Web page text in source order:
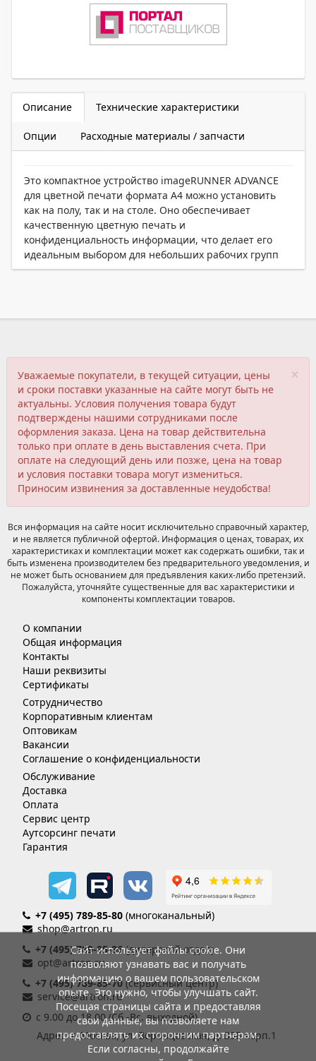
Описание Технические характеристики
Опции Расходные материалы / запчасти
Это компактное устройство imageRUNNER ADVANCE
для цветной печати формата A4 можно установить
как на полу, так и на столе. Оно обеспечивает
качественную цветную печать и
конфиденциальность информации, что делает его
идеальным выбором для небольших рабочих групп
×
Уважаемые покупатели, в текущей ситуации, цены
и сроки поставки указанные на сайте могут быть не
актуальны. Условия получения товара будут
подтверждены нашими сотрудниками после
оформления заказа. Цена на товар действительна
только при оплате в день выставления счета. При
оплате на следующий день или позже, цена на товар
и условия поставки товара могут измениться.
Приносим извинения за доставленные неудобства!
Вся информация на сайте носит исключительно справочный характер,
и не является публичной офертой. Информация о ценах, товарах, их
характеристиках и комплектации может как содержать ошибки, так и
быть изменена производителем без предварительного уведомления, и
не может быть основанием для предъявления каких-либо претензий.
Пожалуйста, уточняйте существенные для вас характеристики и
компоненты комплектации товаров.
О компании
Общая информация
Контакты
Наши реквизиты
Сертификаты
Сотрудничество
Корпоративным клиентам
Оптовикам
Вакансии
Соглашение о конфиденциальности
Обслуживание
Доставка
Оплата
Сервис центр
Аутсорсинг печати
Гарантия
+7 (495) 789-85-80 (многоканальный)
shop@artron.ru
+7 (495) 789-85-86(дилерский отдел)
opt@artron.ru
+7 (495) 789-85-70 (сервисный центр)
service@artron.ru
с 9.00 до 18.00 (Сб.-Вс. выходной)
Адрес: г. Москва, ул. Воронцовская, д. 35Б корп.1
Сайт использует файлы cookie. Они
позволяют узнавать вас и получать
информацию о вашем пользовательском
опыте. Это нужно, чтобы улучшать сайт.
Посещая страницы сайта и предоставляя
свои данные, вы позволяете нам
предоставлять их сторонним партнерам.
Если согласны, продолжайте